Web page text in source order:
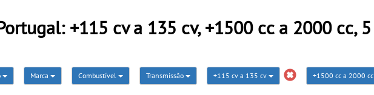
+115 cv a 135 cv, +1500 cc a 2000 cc, 5
Marca Combustível Transmissão +115 cv a 135 cv +1500 cc a 2000 cc